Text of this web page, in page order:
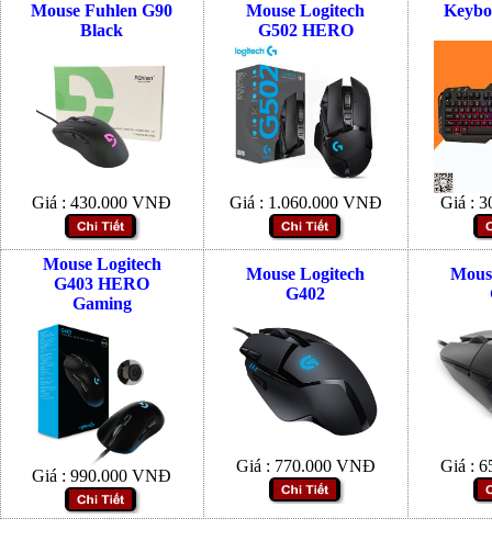
Mouse Fuhlen G90
Black
Giá :430.000 VNĐ
Mouse Logitech
G502 HERO
Giá : 1.060.000 VNĐ Giá :
Mouse Logitech
G403 HERO
Gaming
Giá :990.000 VNĐ
Mouse Logitech
G402
Giá : 770.000 VNĐ Giá :